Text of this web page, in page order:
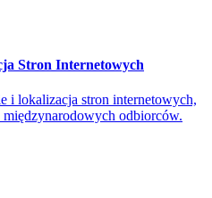
Stron Internetowych
i lokalizacja stron internetowych,
międzynarodowych odbiorców.